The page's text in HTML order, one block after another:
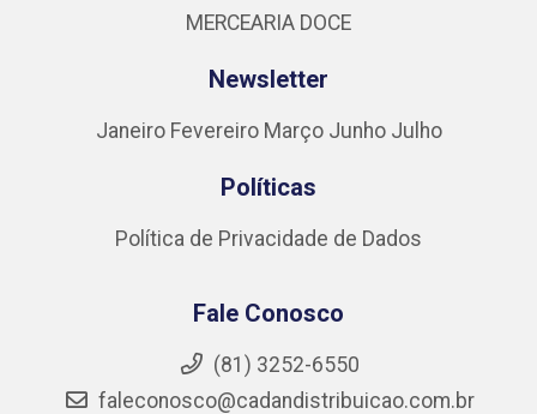
MERCEARIA DOCE
Newsletter
Janeiro Fevereiro Março Junho Julho
Políticas
Política de Privacidade de Dados
Fale Conosco
(81) 3252-6550
faleconosco@cadandistribuicao.com.br